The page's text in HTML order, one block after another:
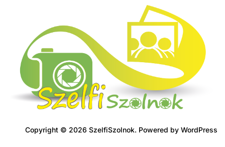
Copyright © 2026 SzelfiSzolnok. Powered by WordPress